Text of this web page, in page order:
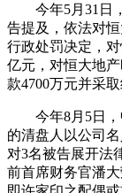
今年5月31日，
告提及，依法对
行政处罚决定，
亿元，对恒大地
款4700万元并采
今年8月5日，
的清盘人以公司
对3名被告展开法
前首席财务官潘